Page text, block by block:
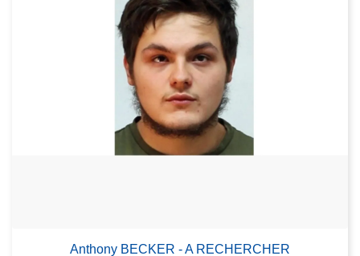
Anthony BECKER - A RECHERCHER